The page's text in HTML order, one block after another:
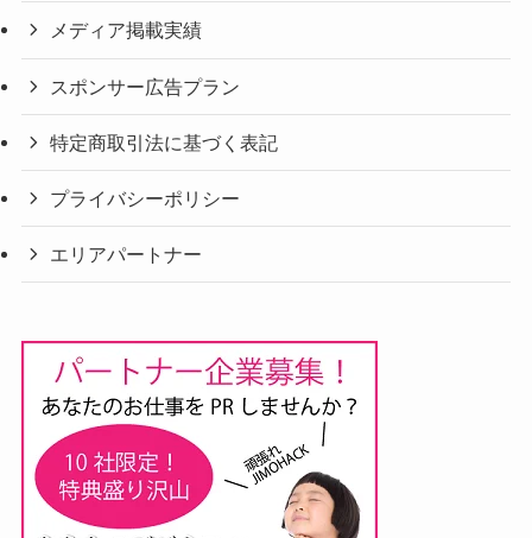
メディア掲載実績
スポンサー広告プラン
特定商取引法に基づく表記
プライバシーポリシー
エリアパートナー